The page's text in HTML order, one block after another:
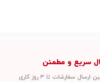
سریع و مطمئن
سفارشات تا ۳ روز کاری